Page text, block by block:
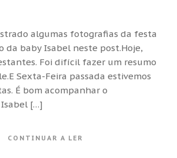
algumas fotografias da festa
da baby Isabel neste post.Hoje,
Foi difícil fazer um resumo
Sexta-Feira passada estivemos
É bom acompanhar o
[…]
CONTINUAR A LER